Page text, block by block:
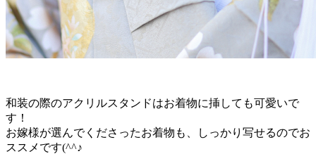
和装の際のアクリルスタンドはお着物に挿しても可愛いで
す！
お嫁様が選んでくださったお着物も、しっかり写せるのでお
ススメです(^^♪